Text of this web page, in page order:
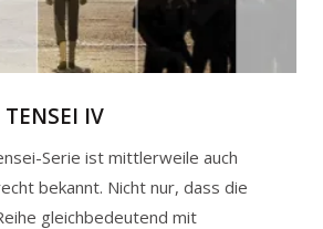
IV
Serie ist mittlerweile auch
bekannt. Nicht nur, dass die
gleichbedeutend mit